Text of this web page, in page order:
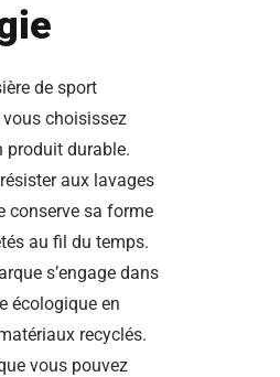
de sport
choisissez
produit durable.
aux lavages
conserve sa forme
au fil du temps.
s’engage dans
écologique en
recyclés.
vous pouvez